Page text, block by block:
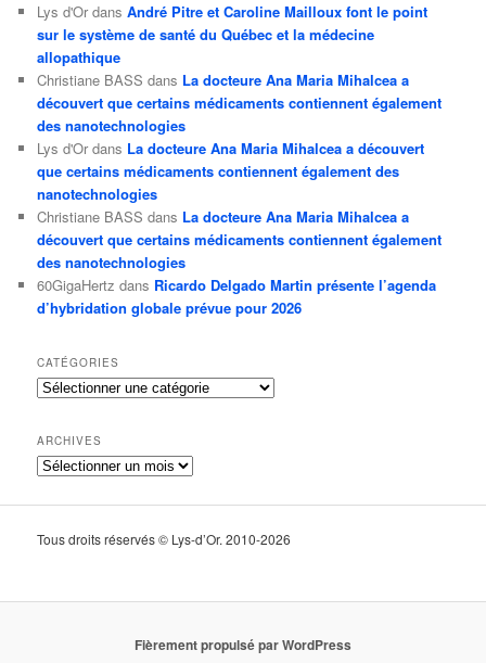
Lys d'Or dansAndré Pitre et Caroline Mailloux font le point
sur le système de santé du Québec et la médecine
allopathique
Christiane BASS dans La docteure Ana Maria Mihalcea a
découvert que certains médicaments contiennent également
des nanotechnologies
Lys d'Or dans La docteure Ana Maria Mihalcea a découvert
que certains médicaments contiennent également des
nanotechnologies
Christiane BASS dans La docteure Ana Maria Mihalcea a
découvert que certains médicaments contiennent également
des nanotechnologies
60GigaHertz dans Ricardo Delgado Martin présente l’agenda
d’hybridation globale prévue pour 2026
CATÉGORIES
Catégories
ARCHIVES
Archives
Tous droits réservés © Lys-d’Or. 2010-2026
Fièrement propulsé par WordPress